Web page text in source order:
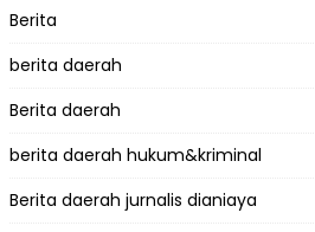
Berita
berita daerah
Berita daerah
berita daerah hukum&kriminal
Berita daerah jurnalis dianiaya